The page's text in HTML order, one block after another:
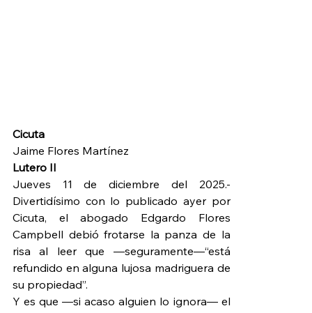
Cicuta
Jaime Flores Martínez
Lutero II
Jueves 11 de diciembre del 2025.-
Divertidísimo con lo publicado ayer por
Cicuta, el abogado Edgardo Flores
Campbell debió frotarse la panza de la
risa al leer que —seguramente—“está
refundido en alguna lujosa madriguera de
su propiedad”.
Y es que —si acaso alguien lo ignora— el